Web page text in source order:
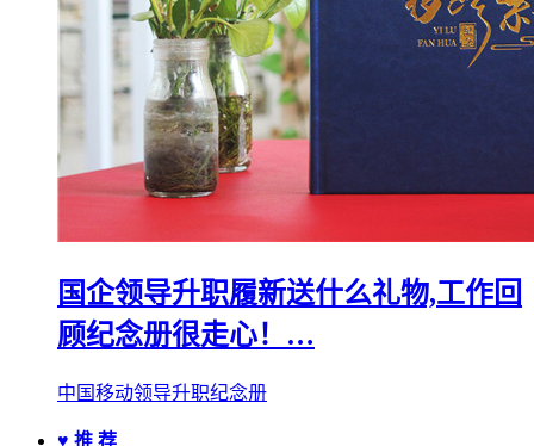
国企领导升职履新送什么礼物,工作回
顾纪念册很走心！…
中国移动领导升职纪念册
♥ 推 荐